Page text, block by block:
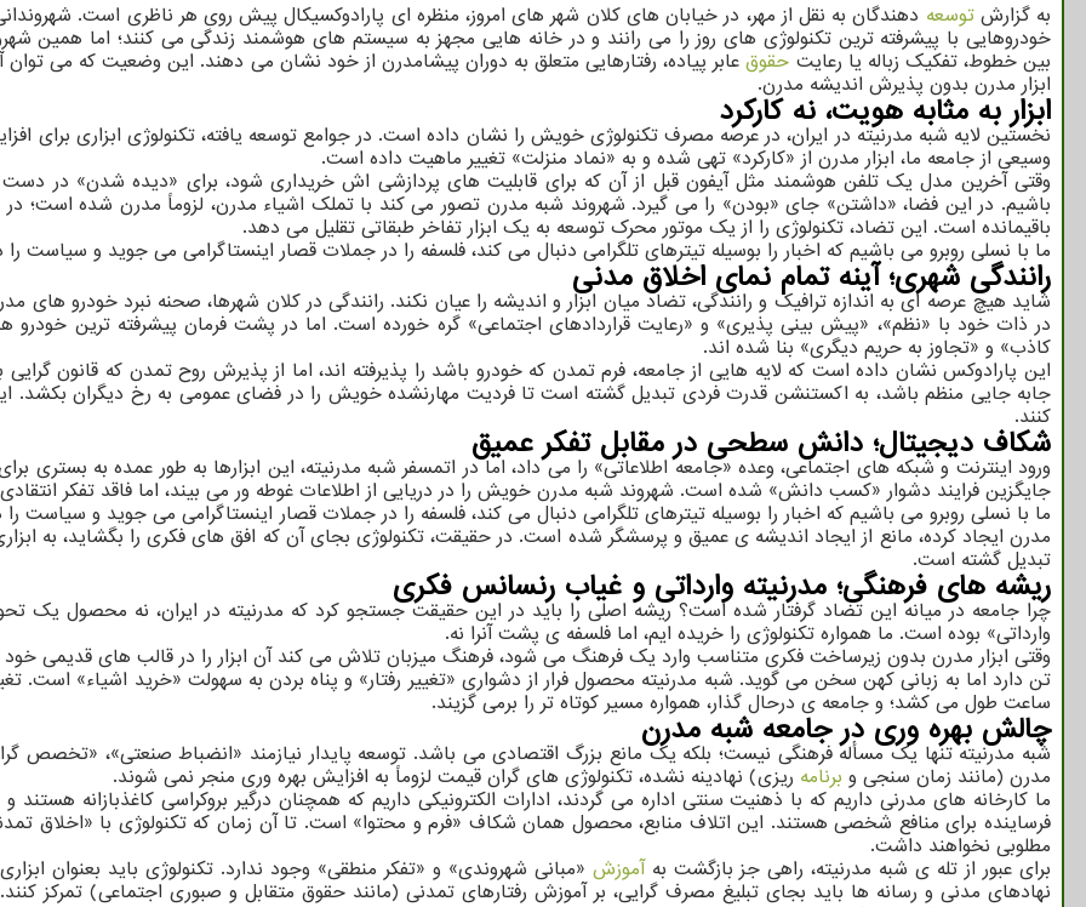
به گزارشتوسعه دهندگان به نقل از مهر، در خیابان های کلان شهر های امروز، منظره ای پارادوکسیکال پیش روی هر ناظری است.
خودروهایی با پیشرفته ترین تکنولوژی های روز را می رانند و در خانه هایی مجهز به سیستم های هوشمند زندگی می کنند؛ اما همین
بین خطوط، تفکیک زباله یا رعایت حقوقعابر پیاده، رفتارهایی متعلق به دوران پیشامدرن از خود نشان می دهند. این وضعیت که می
ابزار مدرن بدون پذیرش اندیشه مدرن.
ابزار به مثابه هویت، نه کارکرد
نخستین لایه شبه مدرنیته در ایران، در عرصه مصرف تکنولوژی خویش را نشان داده است. در جوامع توسعه یافته، تکنولوژی ابزاری برای
وسیعی از جامعه ما، ابزار مدرن از «کارکرد» تهی شده و به «نماد منزلت» تغییر ماهیت داده است.
وقتی آخرین مدل یک تلفن هوشمند مثل آیفون قبل از آن که برای قابلیت های پردازشی اش خریداری شود، برای «دیده شدن» در
باشیم. در این فضا، «داشتن» جای «بودن» را می گیرد. شهروند شبه مدرن تصور می کند با تملک اشیاء مدرن، لزوماً مدرن شده است؛ در
باقیمانده است. این تضاد، تکنولوژی را از یک موتور محرک توسعه به یک ابزار تفاخر طبقاتی تقلیل می دهد.
ما با نسلی روبرو می باشیم که اخبار را بوسیله تیترهای تلگرامی دنبال می کند، فلسفه را در جملات قصار اینستاگرامی می جوید و سیاست
رانندگی شهری؛ آینه تمام نمای اخلاق مدنی
شاید هیچ عرصه ای به اندازه ترافیک و رانندگی، تضاد میان ابزار و اندیشه را عیان نکند. رانندگی در کلان شهرها، صحنه نبرد خودرو
در ذات خود با «نظم»، «پیش بینی پذیری» و «رعایت قراردادهای اجتماعی» گره خورده است. اما در پشت فرمان پیشرفته ترین خودرو
کاذب» و «تجاوز به حریم دیگری» بنا شده اند.
این پارادوکس نشان داده است که لایه هایی از جامعه، فرم تمدن که خودرو باشد را پذیرفته اند، اما از پذیرش روح تمدن که قانون
جابه جایی منظم باشد، به اکستنشن قدرت فردی تبدیل گشته است تا فردیت مهارنشده خویش را در فضای عمومی به رخ دیگران بکشد.
کنند.
شکاف دیجیتال؛ دانش سطحی در مقابل تفکر عمیق
ورود اینترنت و شبکه های اجتماعی، وعده «جامعه اطلاعاتی» را می داد، اما در اتمسفر شبه مدرنیته، این ابزارها به طور عمده به بستری
جایگزین فرایند دشوار «کسب دانش» شده است. شهروند شبه مدرن خویش را در دریایی از اطلاعات غوطه ور می بیند، اما فاقد تفکر
ما با نسلی روبرو می باشیم که اخبار را بوسیله تیترهای تلگرامی دنبال می کند، فلسفه را در جملات قصار اینستاگرامی می جوید و سیاست
مدرن ایجاد کرده، مانع از ایجاد اندیشه ی عمیق و پرسشگر شده است. در حقیقت، تکنولوژی بجای آن که افق های فکری را بگشاید، به
تبدیل گشته است.
ریشه های فرهنگی؛ مدرنیته وارداتی و غیاب رنسانس فکری
چرا جامعه در میانه این تضاد گرفتار شده است؟ ریشه اصلی را باید در این حقیقت جستجو کرد که مدرنیته در ایران، نه محصول یک
وارداتی» بوده است. ما همواره تکنولوژی را خریده ایم، اما فلسفه ی پشت آنرا نه.
وقتی ابزار مدرن بدون زیرساخت فکری متناسب وارد یک فرهنگ می شود، فرهنگ میزبان تلاش می کند آن ابزار را در قالب های قدیمی
تن دارد اما به زبانی کهن سخن می گوید. شبه مدرنیته محصول فرار از دشواری «تغییر رفتار» و پناه بردن به سهولت «خرید اشیاء»
ساعت طول می کشد؛ و جامعه ی درحال گذار، همواره مسیر کوتاه تر را برمی گزیند.
چالش بهره وری در جامعه شبه مدرن
شبه مدرنیته تنها یک مسأله فرهنگی نیست؛ بلکه یک مانع بزرگ اقتصادی می باشد. توسعه پایدار نیازمند «انضباط صنعتی»، «تخصص
مدرن (مانند زمان سنجی و برنامه ریزی) نهادینه نشده، تکنولوژی های گران قیمت لزوماً به افزایش بهره وری منجر نمی شوند.
ما کارخانه های مدرنی داریم که با ذهنیت سنتی اداره می گردند، ادارات الکترونیکی داریم که همچنان درگیر بروکراسی کاغذبازانه
فرساینده برای منافع شخصی هستند. این اتلاف منابع، محصول همان شکاف «فرم و محتوا» است. تا آن زمان که تکنولوژی با «اخلاق
مطلوبی نخواهند داشت.
برای عبور از تله ی شبه مدرنیته، راهی جز بازگشت بهآموزش «مبانی شهروندی» و «تفکر منطقی» وجود ندارد. تکنولوژی باید بعنوان
نهادهای مدنی و رسانه ها باید بجای تبلیغ مصرف گرایی، بر آموزش رفتارهای تمدنی (مانند حقوق متقابل و صبوری اجتماعی) تمرکز